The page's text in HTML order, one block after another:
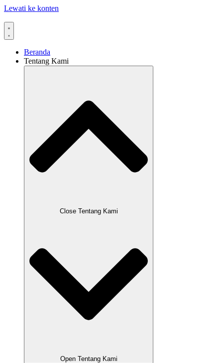
Lewati ke konten
Beranda
Tentang Kami
Close Tentang Kami
Open Tentang Kami